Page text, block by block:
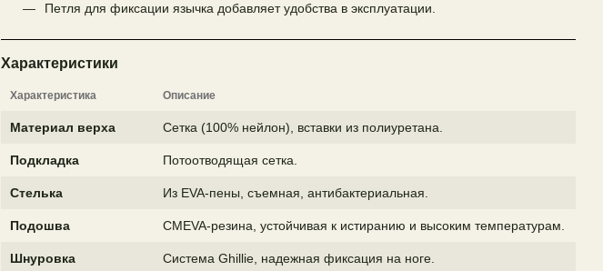
Петля для фиксации язычка добавляет удобства в эксплуатации.
Характеристики
Характеристика Описание
Материал верха Сетка (100% нейлон), вставки из полиуретана.
Подкладка Потоотводящая сетка.
Стелька Из EVA-пены, съемная, антибактериальная.
Подошва CMEVA-резина, устойчивая к истиранию и высоким температурам.
Шнуровка Система Ghillie, надежная фиксация на ноге.